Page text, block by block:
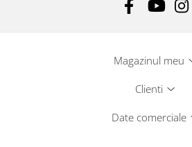
Magazinul meu
Clienti
Date comerciale